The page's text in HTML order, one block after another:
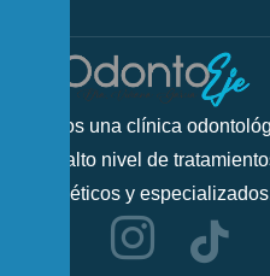
Somos una clínica
más alto nivel de
cosméticos y